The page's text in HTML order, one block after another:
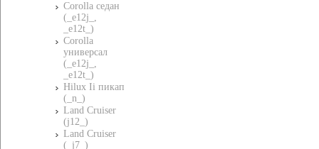
Corolla седан
(_e12j_,
_e12t_)
Corolla
универсал
(_e12j_,
_e12t_)
Hilux Ii пикап
(_n_)
Land Cruiser
(j12_)
Land Cruiser
(_j7_)